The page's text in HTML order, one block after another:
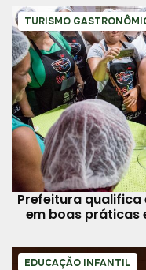
TURISMO
Prefeitura
em boas práticas
EDUCAÇÃO INFANTIL